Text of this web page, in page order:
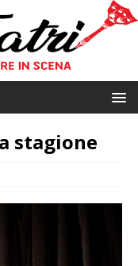
stagione